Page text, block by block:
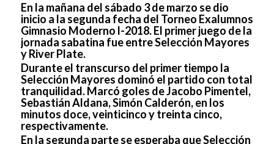
En la mañana del sábado 3 de marzo se dio
inicio a la segunda fecha del Torneo Exalumnos
Gimnasio Moderno l-2018. El primer juego de la
jornada sabatina fue entre Selección Mayores
y River Plate.
Durante el transcurso del primer tiempo la
Selección Mayores dominó el partido con total
tranquilidad. Marcó goles de Jacobo Pimentel,
Sebastián Aldana, Simón Calderón, en los
minutos doce, veinticinco y treinta cinco,
respectivamente.
En la segunda parte se esperaba que Selección